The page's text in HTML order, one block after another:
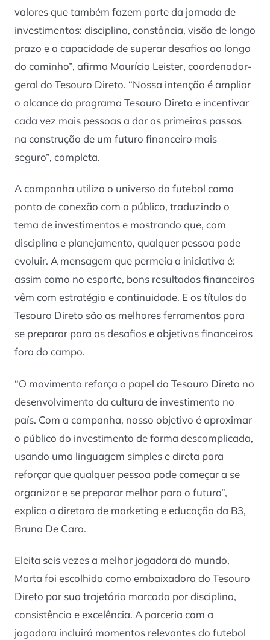
valores que também fazem parte da jornada de
investimentos: disciplina, constância, visão de longo
prazo e a capacidade de superar desafios ao longo
do caminho”, afirma Maurício Leister, coordenador-
geral do Tesouro Direto. “Nossa intenção é ampliar
o alcance do programa Tesouro Direto e incentivar
cada vez mais pessoas a dar os primeiros passos
na construção de um futuro financeiro mais
seguro”, completa.
A campanha utiliza o universo do futebol como
ponto de conexão com o público, traduzindo o
tema de investimentos e mostrando que, com
disciplina e planejamento, qualquer pessoa pode
evoluir. A mensagem que permeia a iniciativa é:
assim como no esporte, bons resultados financeiros
vêm com estratégia e continuidade. E os títulos do
Tesouro Direto são as melhores ferramentas para
se preparar para os desafios e objetivos financeiros
fora do campo.
“O movimento reforça o papel do Tesouro Direto no
desenvolvimento da cultura de investimento no
país. Com a campanha, nosso objetivo é aproximar
o público do investimento de forma descomplicada,
usando uma linguagem simples e direta para
reforçar que qualquer pessoa pode começar a se
organizar e se preparar melhor para o futuro”,
explica a diretora de marketing e educação da B3,
Bruna De Caro.
Eleita seis vezes a melhor jogadora do mundo,
Marta foi escolhida como embaixadora do Tesouro
Direto por sua trajetória marcada por disciplina,
consistência e excelência. A parceria com a
jogadora incluirá momentos relevantes do futebol